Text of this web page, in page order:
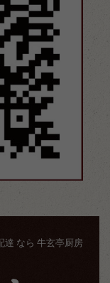
達 なら 牛玄亭厨房